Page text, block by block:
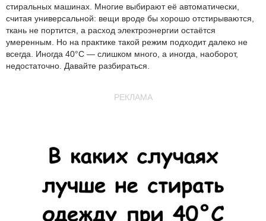
стиральных машинах. Многие выбирают её автоматически,
считая универсальной: вещи вроде бы хорошо отстирываются,
ткань не портится, а расход электроэнергии остаётся
умеренным. Но на практике такой режим подходит далеко не
всегда. Иногда 40°C — слишком много, а иногда, наоборот,
недостаточно. Давайте разбираться.
РЕКЛАМА